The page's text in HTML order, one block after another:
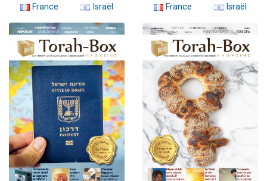
France
Israël
France
Israël